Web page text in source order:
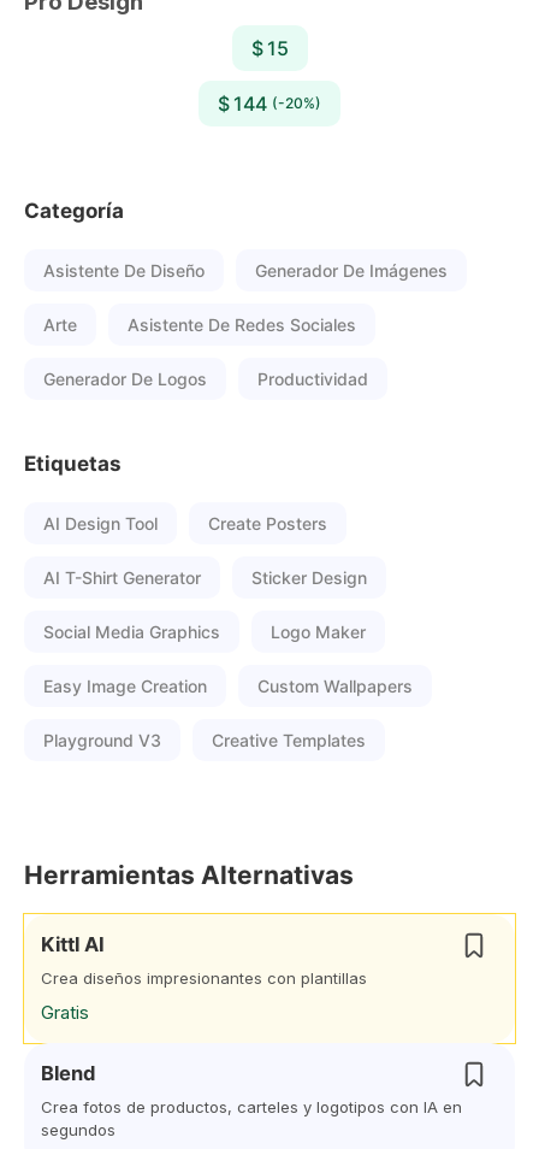
$ 15
$ 144 (-20%)
Categoría
Asistente De Diseño Generador De Imágenes
Arte Asistente De Redes Sociales
Generador De Logos Productividad
Etiquetas
AI Design Tool Create Posters
AI T-Shirt Generator Sticker Design
Social Media Graphics Logo Maker
Easy Image Creation Custom Wallpapers
Playground V3 Creative Templates
Herramientas Alternativas
Kittl AI
Crea diseños impresionantes con plantillas
Gratis
Blend
Crea fotos de productos, carteles y logotipos con IA en
segundos